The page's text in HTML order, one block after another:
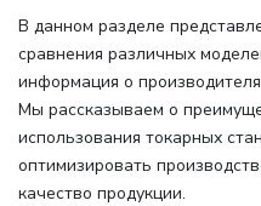
В данном разделе
сравнения различных
информация о
Мы рассказываем о
использования токарных
оптимизировать
качество продукции.